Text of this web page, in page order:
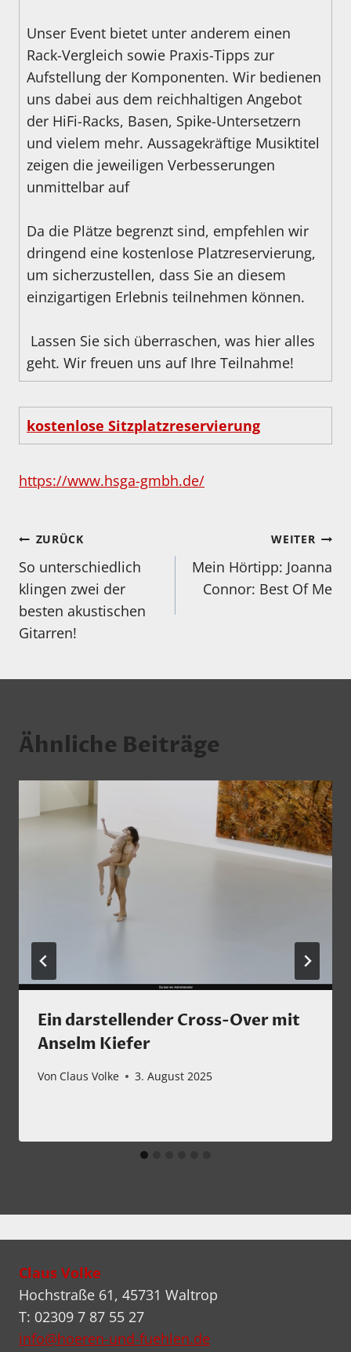
Unser Event bietet unter anderem einen
Rack-Vergleich sowie Praxis-Tipps zur
Aufstellung der Komponenten. Wir bedienen
uns dabei aus dem reichhaltigen Angebot
der HiFi-Racks, Basen, Spike-Untersetzern
und vielem mehr. Aussagekräftige Musiktitel
zeigen die jeweiligen Verbesserungen
unmittelbar auf
Da die Plätze begrenzt sind, empfehlen wir
dringend eine kostenlose Platzreservierung,
um sicherzustellen, dass Sie an diesem
einzigartigen Erlebnis teilnehmen können.
Lassen Sie sich überraschen, was hier alles
geht. Wir freuen uns auf Ihre Teilnahme!
kostenlose Sitzplatzreservierung
https://www.hsga-gmbh.de/
Beitragsnavigation
ZURÜCK
So unterschiedlich
klingen zwei der
besten akustischen
Gitarren!
WEITER
Mein Hörtipp: Joanna
Connor: Best Of Me
Ähnliche Beiträge
Ein darstellender Cross-Over mit
Anselm Kiefer
Von Claus Volke 3. August 2025
Claus Volke
Hochstraße 61, 45731 Waltrop
T: 02309 7 87 55 27
info@hoeren-und-fuehlen.de